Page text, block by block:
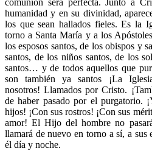
comunión será perfecta. Junto a
humanidad y en su divinidad,
los que sean hallados fieles. Es la
torno a Santa María y a los
los esposos santos, de los obispos y
santos, de los niños santos, de los
santos… y de todos aquellos que
son también ya santos ¡La
nosotros! Llamados por Cristo.
de haber pasado por el purgatorio.
hijos! ¡Con sus rostros! ¡Con sus
amor! El Hijo del hombre no
llamará de nuevo en torno a sí, a sus
él día y noche.